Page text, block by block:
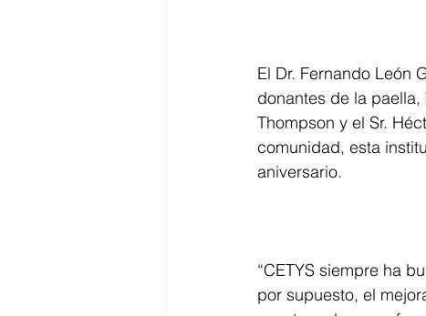
El Dr. Fernando León
donantes de la
Thompson y el Sr.
comunidad, esta
aniversario.
“CETYS siempre ha
por supuesto, el